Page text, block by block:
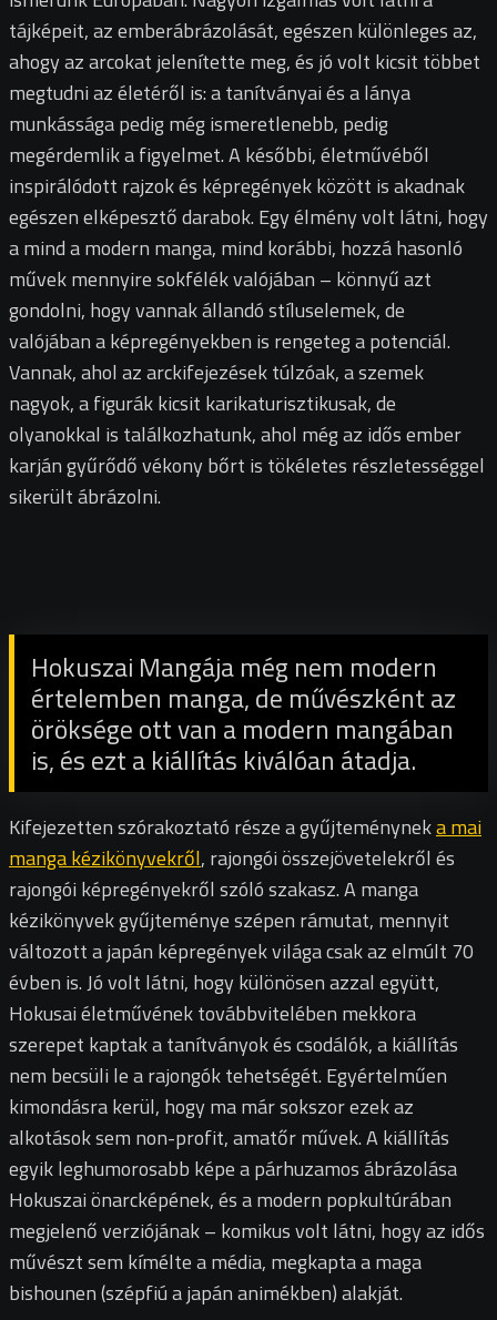
tájképeit, az emberábrázolását, egészen különleges az,
ahogy az arcokat jelenítette meg, és jó volt kicsit többet
megtudni az életéről is: a tanítványai és a lánya
munkássága pedig még ismeretlenebb, pedig
megérdemlik a figyelmet. A későbbi, életművéből
inspirálódott rajzok és képregények között is akadnak
egészen elképesztő darabok. Egy élmény volt látni, hogy
a mind a modern manga, mind korábbi, hozzá hasonló
művek mennyire sokfélék valójában – könnyű azt
gondolni, hogy vannak állandó stíluselemek, de
valójában a képregényekben is rengeteg a potenciál.
Vannak, ahol az arckifejezések túlzóak, a szemek
nagyok, a figurák kicsit karikaturisztikusak, de
olyanokkal is találkozhatunk, ahol még az idős ember
karján gyűrődő vékony bőrt is tökéletes részletességgel
sikerült ábrázolni.
Hokuszai Mangája még nem modern
értelemben manga, de művészként az
öröksége ott van a modern mangában
is, és ezt a kiállítás kiválóan átadja.
Kifejezetten szórakoztató része a gyűjteményneka mai
manga kézikönyvekről, rajongói összejövetelekről és
rajongói képregényekről szóló szakasz. A manga
kézikönyvek gyűjteménye szépen rámutat, mennyit
változott a japán képregények világa csak az elmúlt 70
évben is. Jó volt látni, hogy különösen azzal együtt,
Hokusai életművének továbbvitelében mekkora
szerepet kaptak a tanítványok és csodálók, a kiállítás
nem becsüli le a rajongók tehetségét. Egyértelműen
kimondásra kerül, hogy ma már sokszor ezek az
alkotások sem non-profit, amatőr művek. A kiállítás
egyik leghumorosabb képe a párhuzamos ábrázolása
Hokuszai önarcképének, és a modern popkultúrában
megjelenő verziójának – komikus volt látni, hogy az idős
művészt sem kímélte a média, megkapta a maga
bishounen (szépfiú a japán animékben) alakját.